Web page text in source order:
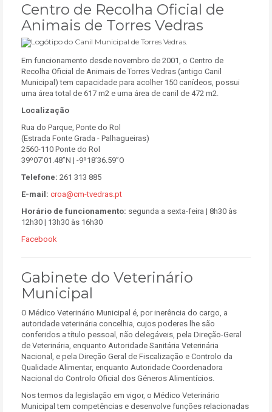
Centro de Recolha Oficial de
Animais de Torres Vedras
Em funcionamento desde novembro de 2001, o Centro de
Recolha Oficial de Animais de Torres Vedras (antigo Canil
Municipal) tem capacidade para acolher 150 canídeos, possui
uma área total de 617 m2 e uma área de canil de 472 m2.
Localização
Rua do Parque, Ponte do Rol
(Estrada Fonte Grada - Palhagueiras)
2560-110 Ponte do Rol
39º07’01.48”N | -9º18’36.59”O
Telefone: 261 313 885
E-mail: croa@cm-tvedras.pt
Horário de funcionamento: segunda a sexta-feira | 8h30 às
12h30 | 13h30 às 16h30
Facebook
Gabinete do Veterinário
Municipal
O Médico Veterinário Municipal é, por inerência do cargo, a
autoridade veterinária concelhia, cujos poderes lhe são
conferidos a título pessoal, não delegáveis, pela Direção-Geral
de Veterinária, enquanto Autoridade Sanitária Veterinária
Nacional, e pela Direção Geral de Fiscalização e Controlo da
Qualidade Alimentar, enquanto Autoridade Coordenadora
Nacional do Controlo Oficial dos Géneros Alimentícios.
Nos termos da legislação em vigor, o Médico Veterinário
Municipal tem competências e desenvolve funções relacionadas